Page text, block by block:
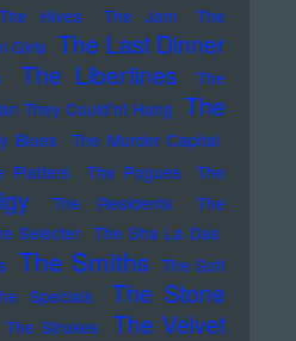
The Hives The Jam
The
Girls The Last Dinner
The Libertines
The
They Could'nt Hang The
Blues The Murder Capital
Platters The Pogues
The
The Residents
The
Selecter The Sha La Das
The Smiths The Soft
Specials
The Stone
The Strokes
The Velvet